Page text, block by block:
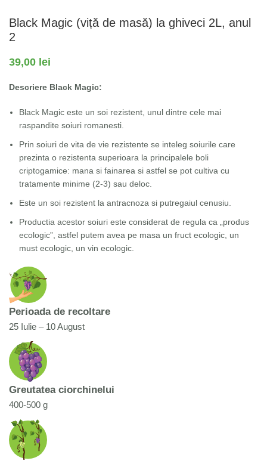
Black Magic (viță de masă) la ghiveci 2L, anul
2
39,00 lei
Descriere Black Magic:
Black Magic este un soi rezistent, unul dintre cele mai
raspandite soiuri romanesti.
Prin soiuri de vita de vie rezistente se inteleg soiurile care
prezinta o rezistenta superioara la principalele boli
criptogamice: mana si fainarea si astfel se pot cultiva cu
tratamente minime (2-3) sau deloc.
Este un soi rezistent la antracnoza si putregaiul cenusiu.
Productia acestor soiuri este considerat de regula ca „produs
ecologic”, astfel putem avea pe masa un fruct ecologic, un
must ecologic, un vin ecologic.
Perioada de recoltare
25 Iulie – 10 August
Greutatea ciorchinelui
400-500 g